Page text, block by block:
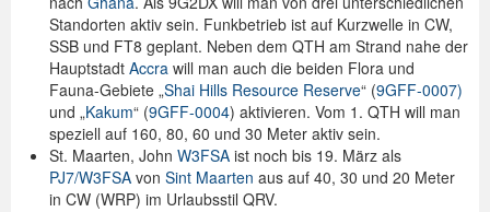
Standorten aktiv sein. Funkbetrieb ist auf Kurzwelle in CW,
SSB und FT8 geplant. Neben dem QTH am Strand nahe der
Hauptstadt Accra will man auch die beiden Flora und
Fauna-Gebiete „Shai Hills Resource Reserve“ (9GFF-0007)
und „Kakum“ (9GFF-0004) aktivieren. Vom 1. QTH will man
speziell auf 160, 80, 60 und 30 Meter aktiv sein.
St. Maarten, John W3FSA ist noch bis 19. März als
PJ7/W3FSA von Sint Maarten aus auf 40, 30 und 20 Meter
in CW (WRP) im Urlaubsstil QRV.